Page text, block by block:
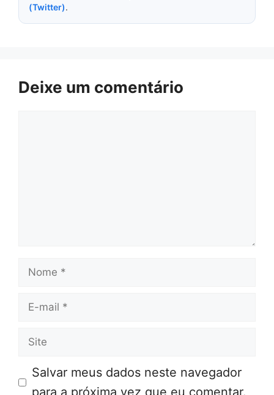
(Twitter).
Deixe um comentário
Nome
E-
Site
Salvar meus dados neste navegador